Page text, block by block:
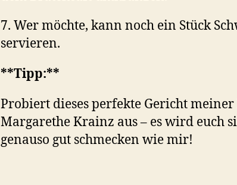
7. Wer möchte, kann noch ein Stück
servieren.
**Tipp:**
Probiert dieses perfekte Gericht
Margarethe Krainz aus – es wird euch
genauso gut schmecken wie mir!